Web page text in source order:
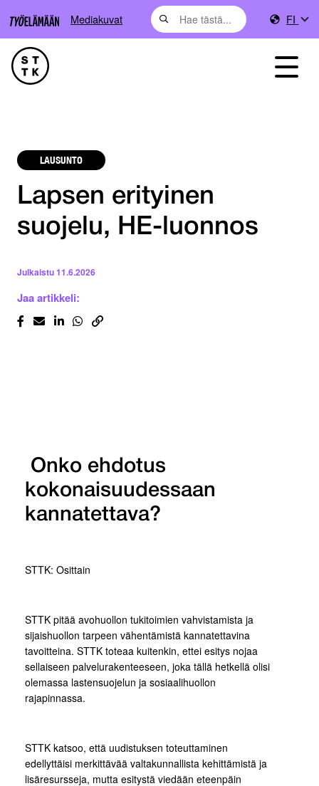
Mediakuvat FI
LAUSUNTO
Lapsen erityinen
suojelu, HE-luonnos
Julkaistu11.6.2026
Jaa artikkeli:
Onko ehdotus
kokonaisuudessaan
kannatettava?
STTK: Osittain
STTK pitää avohuollon tukitoimien vahvistamista ja
sijaishuollon tarpeen vähentämistä kannatettavina
tavoitteina. STTK toteaa kuitenkin, ettei esitys nojaa
sellaiseen palvelurakenteeseen, joka tällä hetkellä olisi
olemassa lastensuojelun ja sosiaalihuollon
rajapinnassa.
STTK katsoo, että uudistuksen toteuttaminen
edellyttäisi merkittävää valtakunnallista kehittämistä ja
lisäresursseja, mutta esitystä viedään eteenpäin